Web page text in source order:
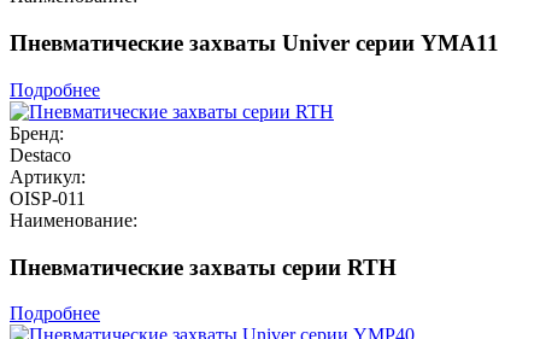
Пневматические захваты Univer серии YMA11
Подробнее
Бренд:
Destaco
Артикул:
OISP-011
Наименование:
Пневматические захваты серии RTH
Подробнее